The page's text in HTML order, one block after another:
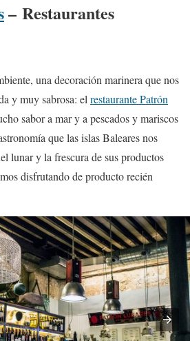
– Restaurantes
una decoración marinera que nos
y muy sabrosa: el restaurante Patrón
sabor a mar y a pescados y mariscos
que las islas Baleares nos
lunar y la frescura de sus productos
disfrutando de producto recién